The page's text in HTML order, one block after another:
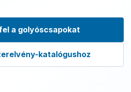
a golyóscsapokat
katalógushoz